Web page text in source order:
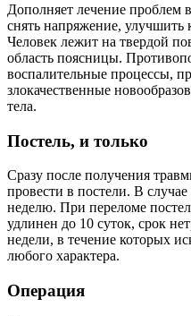
Дополняет лечение проблем
снять напряжение, улучшить
Человек лежит на твердой
область поясницы.
воспалительные процессы,
злокачественные
тела.
Постель, и только
Сразу после получения
провести в постели. В
неделю. При переломе
удлинен до 10 суток, срок
недели, в течение которых
любого характера.
Операция